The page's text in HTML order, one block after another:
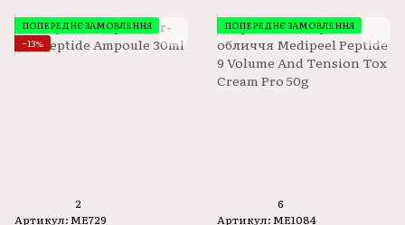
ПОПЕРЕДНЄ ЗАМОВЛЕННЯ
−13%
2
Артикул: ME729
ПОПЕРЕДНЄ ЗАМОВЛЕННЯ
6
Артикул: ME1084